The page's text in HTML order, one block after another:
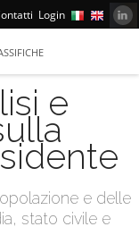
Login
e
e delle
stato civile e